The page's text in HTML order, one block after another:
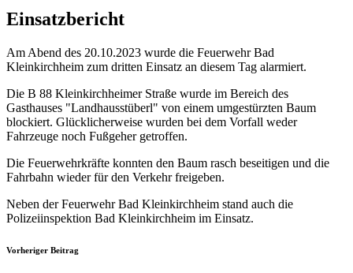
Einsatzbericht
Am Abend des 20.10.2023 wurde die Feuerwehr Bad
Kleinkirchheim zum dritten Einsatz an diesem Tag alarmiert.
Die B 88 Kleinkirchheimer Straße wurde im Bereich des
Gasthauses "Landhausstüberl" von einem umgestürzten Baum
blockiert. Glücklicherweise wurden bei dem Vorfall weder
Fahrzeuge noch Fußgeher getroffen.
Die Feuerwehrkräfte konnten den Baum rasch beseitigen und die
Fahrbahn wieder für den Verkehr freigeben.
Neben der Feuerwehr Bad Kleinkirchheim stand auch die
Polizeiinspektion Bad Kleinkirchheim im Einsatz.
Vorheriger Beitrag